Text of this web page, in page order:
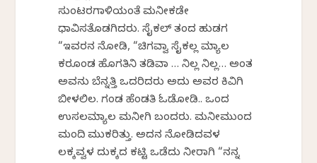
ಸುಂಟರಗಾಳಿಯಂತೆ ಮನೀಕಡೇ
ಧಾವಿಸತೊಡಗಿದರು. ಸೈಕಲ್ ತಂದ ಹುಡಗ
“ಇವರನ ನೋಡಿ, “ಚಿಗವ್ವಾ ಸೈಕಲ್ಲ ಮ್ಯಾಲ
ಕರಕೊಂಡ ಹೊಗತಿನಿ ತಡಿವಾ … ನಿಲ್ಲ ನಿಲ್ಲ… ಅಂತ
ಅವನು ಬೆನ್ನತ್ತಿ ಒದರಿದರು ಅದು ಅವರ ಕಿವಿಗಿ
ಬೀಳಲಿಲ. ಗಂಡ ಹೆಂಡತಿ ಓಡೋಡಿ.. ಒಂದ
ಉಸಲಮ್ಯಾಲ ಮನೀಗಿ ಬಂದರು. ಮನೀಮುಂದ
ಮಂದಿ ಮುಕರಿತ್ತು. ಅದನ ನೋಡಿದವಳ
ಲಕ್ಕವ್ವಳ ದುಕ್ಕದ ಕಟ್ಟಿ ಒಡೆದು ನೀರಾಗಿ “ನನ್ನ